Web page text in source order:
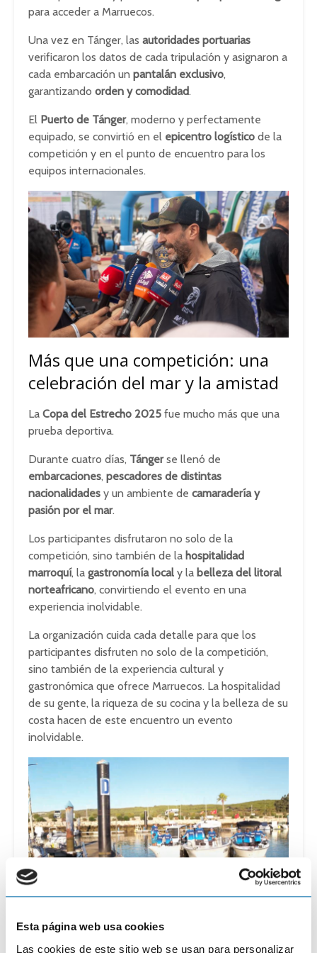
Esta página web usa cookies
Las cookies de este sitio web se usan para personalizar
para acceder a Marruecos.
Una vez en Tánger, las autoridades portuarias
verificaron los datos de cada tripulación y asignaron a
cada embarcación un pantalán exclusivo,
garantizando orden y comodidad.
El Puerto de Tánger, moderno y perfectamente
equipado, se convirtió en el epicentro logístico de la
competición y en el punto de encuentro para los
equipos internacionales.
Más que una competición: una
celebración del mar y la amistad
La Copa del Estrecho 2025 fue mucho más que una
prueba deportiva.
Durante cuatro días, Tángerse llenó de
embarcaciones, pescadores de distintas
nacionalidades y un ambiente de camaradería y
pasión por el mar.
Los participantes disfrutaron no solo de la
competición, sino también de la hospitalidad
marroquí, la gastronomía local y la belleza del litoral
norteafricano, convirtiendo el evento en una
experiencia inolvidable.
La organización cuida cada detalle para que los
participantes disfruten no solo de la competición,
sino también de la experiencia cultural y
gastronómica que ofrece Marruecos. La hospitalidad
de su gente, la riqueza de su cocina y la belleza de su
costa hacen de este encuentro un evento
inolvidable.
Patrocinadores principales